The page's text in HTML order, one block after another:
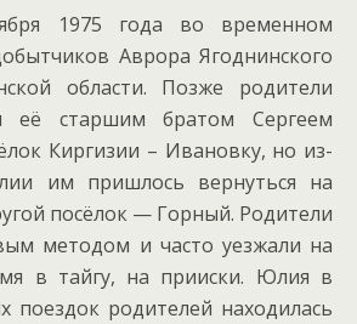
1975 года во временном
Аврора Ягоднинского
области. Позже родители
старшим братом Сергеем
Киргизии – Ивановку, но из-
им пришлось вернуться на
посёлок — Горный. Родители
методом и часто уезжали на
в тайгу, на прииски. Юлия в
поездок родителей находилась